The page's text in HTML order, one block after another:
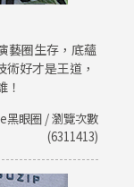
藝圈生存，底蘊
好才是王道，
！
黑眼圈 / 瀏覽次數
(6311413)